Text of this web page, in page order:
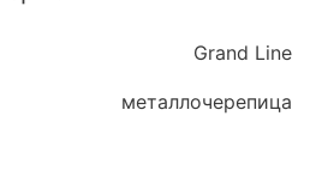
Grand Line
металлочерепица